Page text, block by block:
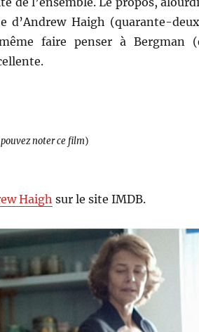
d’Andrew Haigh (quarante-
faire penser à Bergman
noter ce film)
Haigh sur le site IMDB.